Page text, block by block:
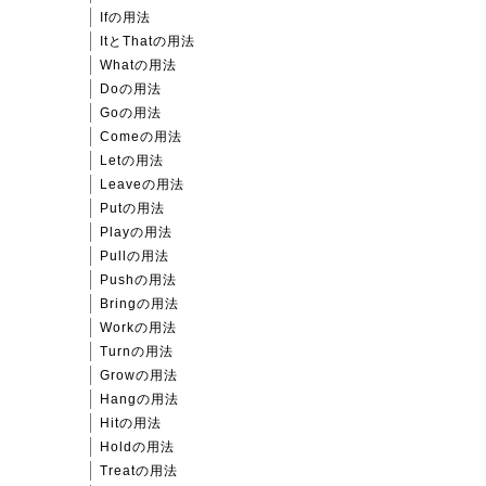
Ifの用法
ItとThatの用法
Whatの用法
Doの用法
Goの用法
Comeの用法
Letの用法
Leaveの用法
Putの用法
Playの用法
Pullの用法
Pushの用法
Bringの用法
Workの用法
Turnの用法
Growの用法
Hangの用法
Hitの用法
Holdの用法
Treatの用法